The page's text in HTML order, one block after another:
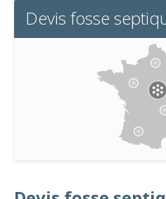
Devis fosse